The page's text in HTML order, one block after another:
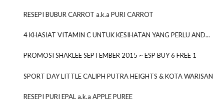
RESEPI BUBUR CARROT a.k.a PURI CARROT
4 KHASIAT VITAMIN C UNTUK KESIHATAN YANG PERLU AND...
PROMOSI SHAKLEE SEPTEMBER 2015 ~ ESP BUY 6 FREE 1
SPORT DAY LITTLE CALIPH PUTRA HEIGHTS & KOTA WARISAN
RESEPI PURI EPAL a.k.a APPLE PUREE